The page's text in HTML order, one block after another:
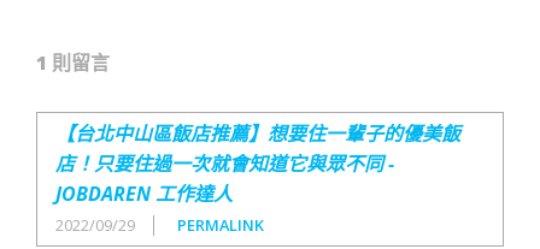
1 則留言
【台北中山區飯店推薦】想要住一輩子的優美飯
店！只要住過一次就會知道它與眾不同 -
JOBDAREN 工作達人
2022/09/29 PERMALINK